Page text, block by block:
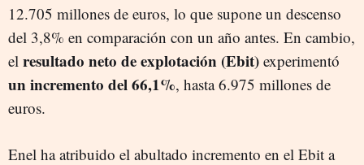
12.705 millones de euros, lo que supone un descenso
del 3,8% en comparación con un año antes. En cambio,
el resultado neto de explotación (Ebit) experimentó
un incremento del 66,1%, hasta 6.975 millones de
euros.
Enel ha atribuido el abultado incremento en el Ebit a